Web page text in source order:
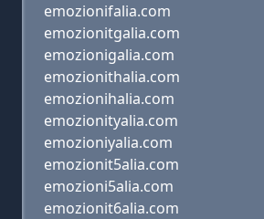
emozionifalia.com
emozionitgalia.com
emozionigalia.com
emozionithalia.com
emozionihalia.com
emozionityalia.com
emozioniyalia.com
emozionit5alia.com
emozioni5alia.com
emozionit6alia.com